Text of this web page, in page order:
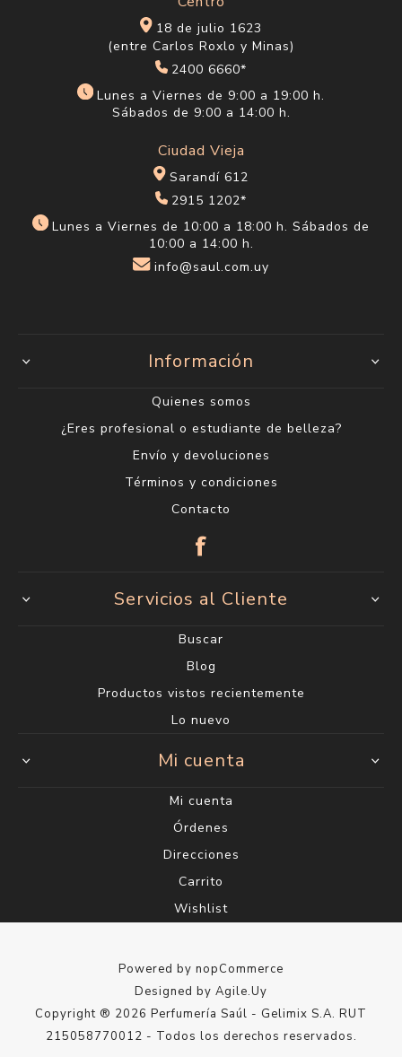
18 de julio 1623
(entre Carlos Roxlo y Minas)
2400 6660*
Lunes a Viernes de 9:00 a 19:00 h.
Sábados de 9:00 a 14:00 h.
Ciudad Vieja
Sarandí 612
2915 1202*
Lunes a Viernes de 10:00 a 18:00 h. Sábados de
10:00 a 14:00 h.
info@saul.com.uy
Información
Quienes somos
¿Eres profesional o estudiante de belleza?
Envío y devoluciones
Términos y condiciones
Contacto
Servicios al Cliente
Buscar
Blog
Productos vistos recientemente
Lo nuevo
Mi cuenta
Mi cuenta
Órdenes
Direcciones
Carrito
Wishlist
Powered by nopCommerce
Designed by Agile.Uy
Copyright ® 2026 Perfumería Saúl - Gelimix S.A. RUT
215058770012 - Todos los derechos reservados.